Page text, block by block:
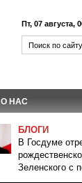
Пт, 07 августа,
О НАС
БЛОГИ
В Госдуме
Зеленского с